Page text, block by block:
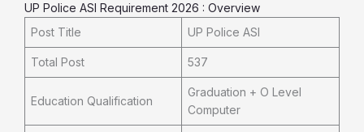
UP Police ASI Requirement 2026 : Overview
Post Title
UP Police ASI
Total Post 537
Education Qualification
Graduation + O Level
Computer